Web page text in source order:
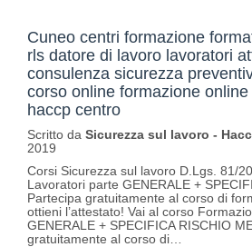
Cuneo centri formazione
rls datore di lavoro lavoratori
consulenza sicurezza
corso online formazione
haccp centro
Scritto da Sicurezza sul lavoro -
2019
Corsi Sicurezza sul lavoro D.Lgs. 81/
Lavoratori parte GENERALE +
Partecipa gratuitamente al corso di
ottieni l’attestato! Vai al corso
GENERALE + SPECIFICA RISCHIO
gratuitamente al corso di…